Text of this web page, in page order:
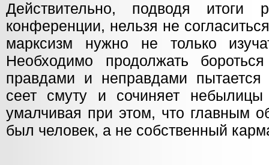
Действительно, подводя итоги
конференции, нельзя не
марксизм нужно не только
Необходимо продолжать
правдами и неправдами пытается
сеет смуту и сочиняет
умалчивая при этом, что главным
был человек, а не собственный